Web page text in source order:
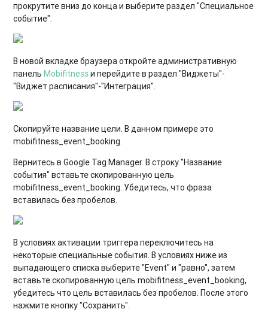
прокрутите вниз до конца и выберите раздел "Специальное
событие".
В новой вкладке браузера откройте административную
панельMobifitnessи перейдите в раздел "Виджеты"-
"Виджет расписания"-"Интеграция".
Скопируйте название цели. В данном примере это
mobifitness_event_booking.
Вернитесь в Google Tag Manager. В строку "Название
события" вставьте скопированную цель
mobifitness_event_booking. Убедитесь, что фраза
вставилась без пробелов.
В условиях активации триггера переключитесь на
некоторые специальные события. В условиях ниже из
выпадающего списка выберите "Event" и "равно", затем
вставьте скопированную цель mobifitness_event_booking,
убедитесь что цель вставилась без пробелов. После этого
нажмите кнопку "Сохранить".